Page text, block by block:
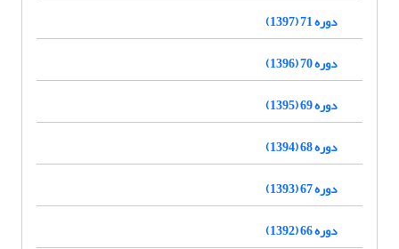
دوره 71 (1397)
دوره 70 (1396)
دوره 69 (1395)
دوره 68 (1394)
دوره 67 (1393)
دوره 66 (1392)